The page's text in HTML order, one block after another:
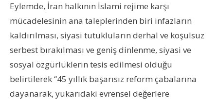
Eylemde, İran halkının İslami rejime karşı
mücadelesinin ana taleplerinden biri infazların
kaldırılması, siyasi tutukluların derhal ve koşulsuz
serbest bırakılması ve geniş dinlenme, siyasi ve
sosyal özgürlüklerin tesis edilmesi olduğu
belirtilerek “45 yıllık başarısız reform çabalarına
dayanarak, yukarıdaki evrensel değerlere